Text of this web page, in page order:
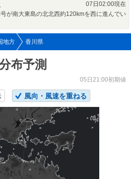
07日02:00現在
が南大東島の北北西約120kmを西に進んでい
地方 香川県
布予測
05日21:00初期値
風向・風速を重ねる